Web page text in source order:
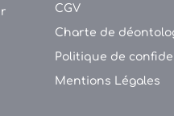
CGV
Charte de
Politique de
Mentions Légales